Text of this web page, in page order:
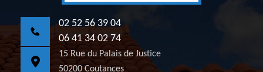
02 52 56 39 04
06 41 34 02 74
15 Rue du Palais de Justice
50200 Coutances